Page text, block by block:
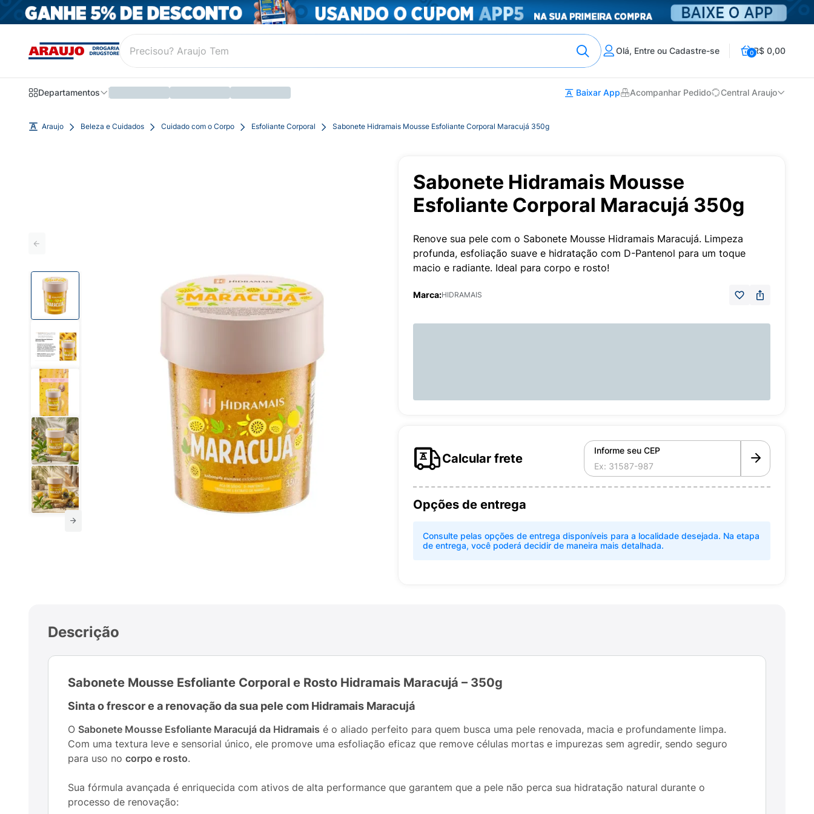
Olá, Entre ou Cadastre-se 0R$ 0,00
Departamentos Baixar App Acompanhar Pedido Central Araujo
Araujo Beleza e Cuidados Cuidado com o Corpo Esfoliante Corporal Sabonete Hidramais Mousse Esfoliante Corporal Maracujá 350g
Sabonete Hidramais Mousse
Esfoliante Corporal Maracujá 350g
Renove sua pele com o Sabonete Mousse Hidramais Maracujá. Limpeza
profunda, esfoliação suave e hidratação com D-Pantenol para um toque
macio e radiante. Ideal para corpo e rosto!
Marca:HIDRAMAIS
Calcular frete
Informe seu CEP
Opções de entrega
Consulte pelas opções de entrega disponíveis para a localidade desejada. Na etapa
de entrega, você poderá decidir de maneira mais detalhada.
Descrição
Sabonete Mousse Esfoliante Corporal e Rosto Hidramais Maracujá – 350g
Sinta o frescor e a renovação da sua pele com Hidramais Maracujá
O Sabonete Mousse Esfoliante Maracujá da Hidramais é o aliado perfeito para quem busca uma pele renovada, macia e profundamente limpa.
Com uma textura leve e sensorial único, ele promove uma esfoliação eficaz que remove células mortas e impurezas sem agredir, sendo seguro
para uso no corpo e rosto.
Sua fórmula avançada é enriquecida com ativos de alta performance que garantem que a pele não perca sua hidratação natural durante o
processo de renovação: